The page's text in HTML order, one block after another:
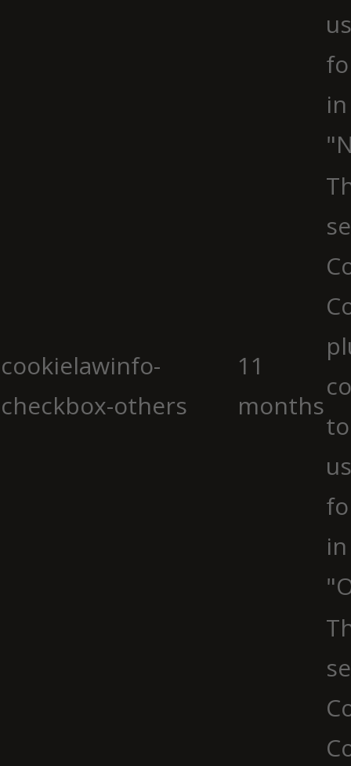
cookielawinfo-
checkbox-others
11
months